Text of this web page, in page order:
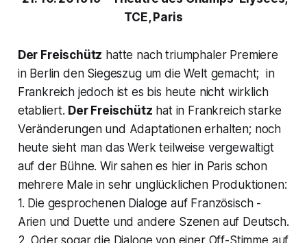
TCE, Paris
Der Freischütz hatte nach triumphaler Premiere
in Berlin den Siegeszug um die Welt gemacht; in
Frankreich jedoch ist es bis heute nicht wirklich
etabliert. Der Freischütz hat in Frankreich starke
Veränderungen und Adaptationen erhalten; noch
heute sieht man das Werk teilweise vergewaltigt
auf der Bühne. Wir sahen es hier in Paris schon
mehrere Male in sehr unglücklichen Produktionen:
1. Die gesprochenen Dialoge auf Französisch -
Arien und Duette und andere Szenen auf Deutsch.